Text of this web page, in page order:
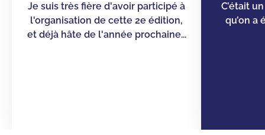
Je suis très fière d'avoir participé à
l'organisation de cette 2e édition,
et déjà hâte de l'année prochaine...
C’était
qu’on a